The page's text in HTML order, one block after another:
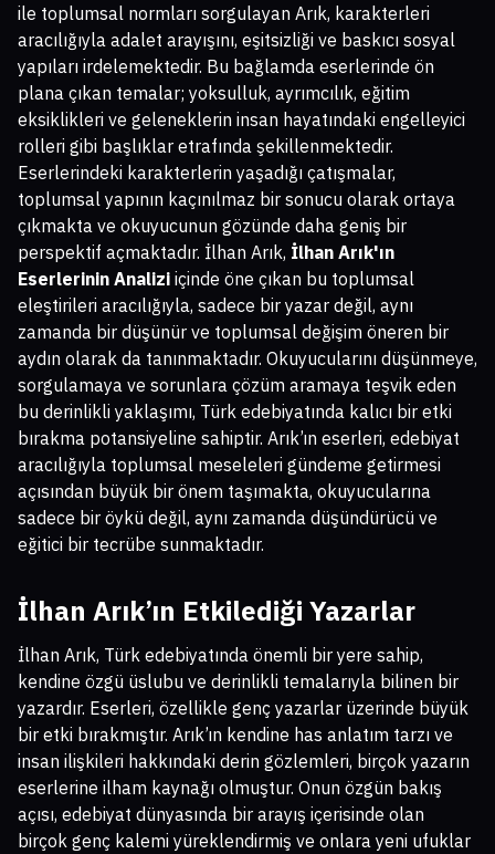
ile toplumsal normları sorgulayan Arık, karakterleri
aracılığıyla adalet arayışını, eşitsizliği ve baskıcı sosyal
yapıları irdelemektedir. Bu bağlamda eserlerinde ön
plana çıkan temalar; yoksulluk, ayrımcılık, eğitim
eksiklikleri ve geleneklerin insan hayatındaki engelleyici
rolleri gibi başlıklar etrafında şekillenmektedir.
Eserlerindeki karakterlerin yaşadığı çatışmalar,
toplumsal yapının kaçınılmaz bir sonucu olarak ortaya
çıkmakta ve okuyucunun gözünde daha geniş bir
perspektif açmaktadır. İlhan Arık, İlhan Arık'ın
Eserlerinin Analizi içinde öne çıkan bu toplumsal
eleştirileri aracılığıyla, sadece bir yazar değil, aynı
zamanda bir düşünür ve toplumsal değişim öneren bir
aydın olarak da tanınmaktadır. Okuyucularını düşünmeye,
sorgulamaya ve sorunlara çözüm aramaya teşvik eden
bu derinlikli yaklaşımı, Türk edebiyatında kalıcı bir etki
bırakma potansiyeline sahiptir. Arık’ın eserleri, edebiyat
aracılığıyla toplumsal meseleleri gündeme getirmesi
açısından büyük bir önem taşımakta, okuyucularına
sadece bir öykü değil, aynı zamanda düşündürücü ve
eğitici bir tecrübe sunmaktadır.
İlhan Arık’ın Etkilediği Yazarlar
İlhan Arık, Türk edebiyatında önemli bir yere sahip,
kendine özgü üslubu ve derinlikli temalarıyla bilinen bir
yazardır. Eserleri, özellikle genç yazarlar üzerinde büyük
bir etki bırakmıştır. Arık’ın kendine has anlatım tarzı ve
insan ilişkileri hakkındaki derin gözlemleri, birçok yazarın
eserlerine ilham kaynağı olmuştur. Onun özgün bakış
açısı, edebiyat dünyasında bir arayış içerisinde olan
birçok genç kalemi yüreklendirmiş ve onlara yeni ufuklar